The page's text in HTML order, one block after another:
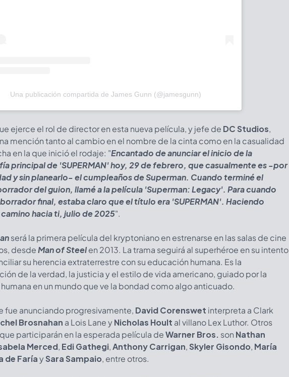
Una publicación compartida de James Gunn (@jamesgunn)
ejerce el rol de director en esta nueva película, y jefe de DC Studios,
mención tanto al cambio en el nombre de la cinta como en la casualidad
en la que inició el rodaje: "Encantado de anunciar el inicio de la
principal de 'SUPERMAN' hoy, 29 de febrero, que casualmente es -por
y sin planearlo- el cumpleaños de Superman. Cuando terminé el
del guion, llamé a la película 'Superman: Legacy'. Para cuando
final, estaba claro que el título era 'SUPERMAN'. Haciendo
hacia ti, julio de 2025".
será la primera película del kryptoniano en estrenarse en las salas de cine
desdeMan of Steelen 2013. La trama seguirá al superhéroe en su intento
su herencia extraterrestre con su educación humana. Es la
de la verdad, la justicia y el estilo de vida americano, guiado por la
en un mundo que ve la bondad como algo anticuado.
fue anunciando progresivamente, David Corenswet interpreta a Clark
Brosnahan a Lois Lane yNicholas Hoult al villano Lex Luthor. Otros
participarán en la esperada película deWarner Bros. son Nathan
Merced, Edi Gathegi,Anthony Carrigan, Skyler Gisondo, María
de FaríaySara Sampaio, entre otros.